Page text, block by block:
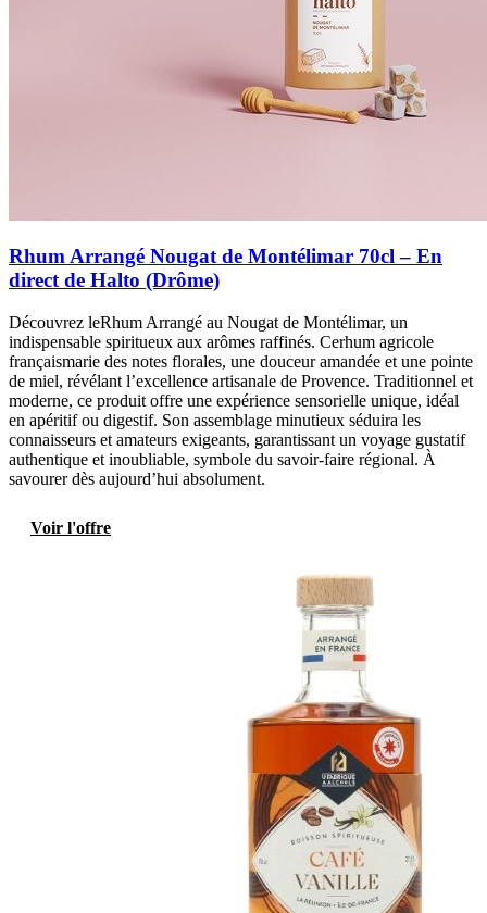
Rhum Arrangé Nougat de Montélimar 70cl – En
direct de Halto (Drôme)
Découvrez leRhum Arrangé au Nougat de Montélimar, un
indispensable spiritueux aux arômes raffinés. Cerhum agricole
françaismarie des notes florales, une douceur amandée et une pointe
de miel, révélant l’excellence artisanale de Provence. Traditionnel et
moderne, ce produit offre une expérience sensorielle unique, idéal
en apéritif ou digestif. Son assemblage minutieux séduira les
connaisseurs et amateurs exigeants, garantissant un voyage gustatif
authentique et inoubliable, symbole du savoir-faire régional. À
savourer dès aujourd’hui absolument.
Voir l'offre